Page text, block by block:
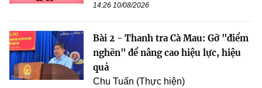
14:26 10/08/2026
Bài 2 - Thanh tra Cà Mau: Gỡ "điểm
nghẽn" để nâng cao hiệu lực, hiệu
quả
Chu Tuấn (Thực hiện)